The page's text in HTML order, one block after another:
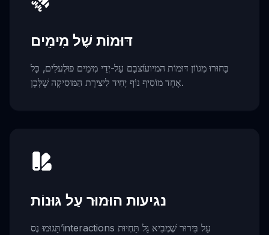
דּוּמוֹת שֶׁל מִימֵים
בָּחוּרוּ מִגּוֹוֹן דּוּמוֹת המיועׁוֹצבָם עַל-יְדֵי מִימֵים פוּלְעלִים, כָּל
אֶחָד מוֹסִיף נוֹף יָחִיד לִיצִירָת הַמּוּסִיקָה שֶׁלָּכֶן.
נגיעות הוּמוּר עַל גּוּנוֹת
תָּגוּמוּ נֶס’interactions עַל בִּירוּר שֶׁמְבִיא גַּל תַּחְיוּת